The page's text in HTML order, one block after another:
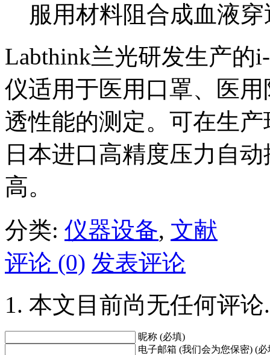
服用材料阻合成血液
Labthink兰光研发生产的
仪适用于医用口罩、医
透性能的测定。可在生
日本进口高精度压力自
高。
分类: 仪器设备, 文献
评论 (0) 发表评论
本文目前尚无任何评论.
昵称 (必填)
电子邮箱 (我们会为您保密) (必